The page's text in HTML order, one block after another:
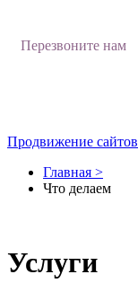
Перезвоните нам
Продвижение сайтов
Главная >
Что делаем
Услуги